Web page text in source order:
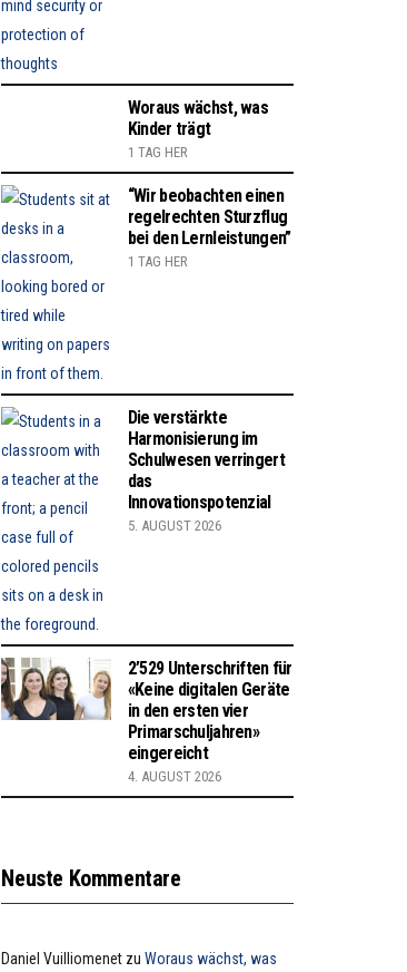
Woraus wächst, was
Kinder trägt
1 TAG HER
“Wir beobachten einen
regelrechten Sturzflug
bei den Lernleistungen”
1 TAG HER
Die verstärkte
Harmonisierung im
Schulwesen verringert
das
Innovationspotenzial
5. AUGUST 2026
2’529 Unterschriften für
«Keine digitalen Geräte
in den ersten vier
Primarschuljahren»
eingereicht
4. AUGUST 2026
Neuste Kommentare
Daniel Vuilliomenet zuWoraus wächst, was